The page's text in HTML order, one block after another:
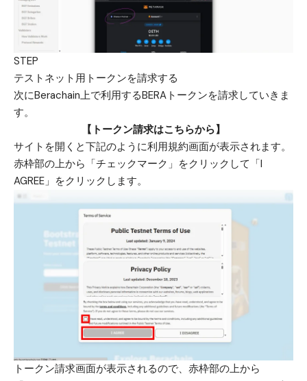
STEP
テストネット用トークンを請求する
次にBerachain上で利用するBERAトークンを請求していきま
す。
【トークン請求はこちらから】
サイトを開くと下記のように利用規約画面が表示されます。
赤枠部の上から「チェックマーク」をクリックして「I
AGREE」をクリックします。
トークン請求画面が表示されるので、赤枠部の上から